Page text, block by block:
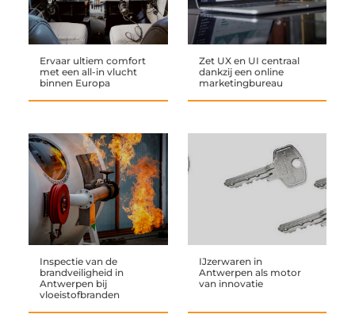
Ervaar ultiem comfort
met een all-in vlucht
binnen Europa
Zet UX en UI centraal
dankzij een online
marketingbureau
Inspectie van de
brandveiligheid in
Antwerpen bij
vloeistofbranden
IJzerwaren in
Antwerpen als motor
van innovatie